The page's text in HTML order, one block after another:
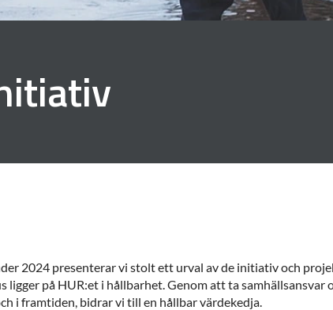
2024 presenterar vi stolt ett urval av de initiativ och
på HUR:et i hållbarhet. Genom att ta samhällsansvar
i framtiden, bidrar vi till en hållbar värdekedja.